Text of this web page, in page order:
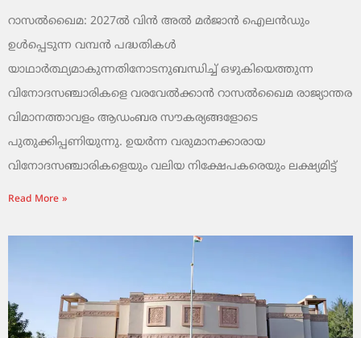
റാസൽഖൈമ: 2027ൽ വിൻ അൽ മർജാൻ ഐലൻഡും
ഉൾപ്പെടുന്ന വമ്പൻ പദ്ധതികൾ
യാഥാർത്ഥ്യമാകുന്നതിനോടനുബന്ധിച്ച് ഒഴുകിയെത്തുന്ന
വിനോദസഞ്ചാരികളെ വരവേൽക്കാൻ റാസൽഖൈമ രാജ്യാന്തര
വിമാനത്താവളം ആഡംബര സൗകര്യങ്ങളോടെ
പുതുക്കിപ്പണിയുന്നു. ഉയർന്ന വരുമാനക്കാരായ
വിനോദസഞ്ചാരികളെയും വലിയ നിക്ഷേപകരെയും ലക്ഷ്യമിട്ട്
Read More »